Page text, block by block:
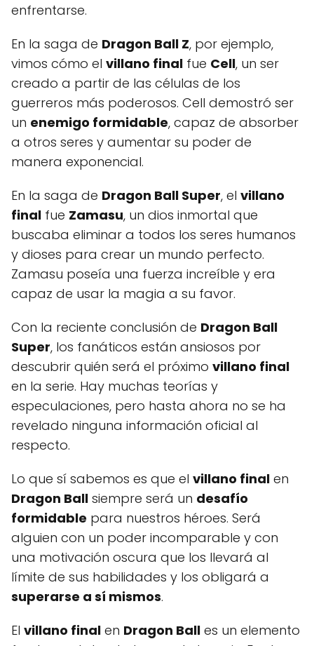
enfrentarse.
En la saga de Dragon Ball Z, por ejemplo,
vimos cómo el villano final fue Cell, un ser
creado a partir de las células de los
guerreros más poderosos. Cell demostró ser
un enemigo formidable, capaz de absorber
a otros seres y aumentar su poder de
manera exponencial.
En la saga de Dragon Ball Super, el villano
final fue Zamasu, un dios inmortal que
buscaba eliminar a todos los seres humanos
y dioses para crear un mundo perfecto.
Zamasu poseía una fuerza increíble y era
capaz de usar la magia a su favor.
Con la reciente conclusión de Dragon Ball
Super, los fanáticos están ansiosos por
descubrir quién será el próximo villano final
en la serie. Hay muchas teorías y
especulaciones, pero hasta ahora no se ha
revelado ninguna información oficial al
respecto.
Lo que sí sabemos es que el villano final en
Dragon Ball siempre será un desafío
formidable para nuestros héroes. Será
alguien con un poder incomparable y con
una motivación oscura que los llevará al
límite de sus habilidades y los obligará a
superarse a sí mismos.
El villano final en Dragon Ball es un elemento